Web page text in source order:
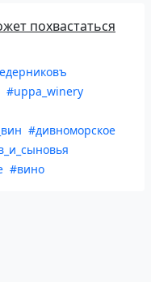
похвастаться
#uppa_winery
#дивноморское
#вино